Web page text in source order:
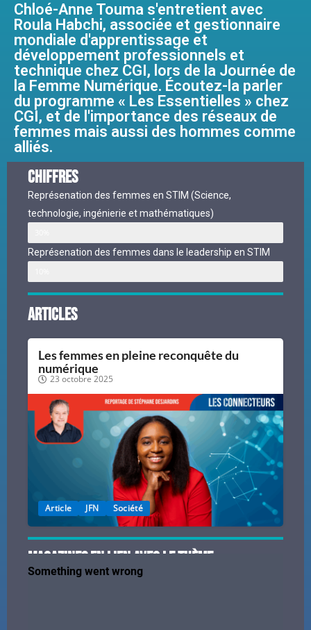
Chloé-Anne Touma s'entretient avec
Roula Habchi, associée et gestionnaire
mondiale d'apprentissage et
développement professionnels et
technique chez CGI, lors de la Journée de
la Femme Numérique. Écoutez-la parler
du programme « Les Essentielles » chez
CGI, et de l'importance des réseaux de
femmes mais aussi des hommes comme
alliés.
chiffres
Représenation des femmes en STIM (Science,
technologie, ingénierie et mathématiques)
Représenation des femmes dans le leadership en STIM
Articles
Article JFN Société
Les femmes en pleine reconquête du
numérique
23 octobre 2025
magazineS en lien avec le thème